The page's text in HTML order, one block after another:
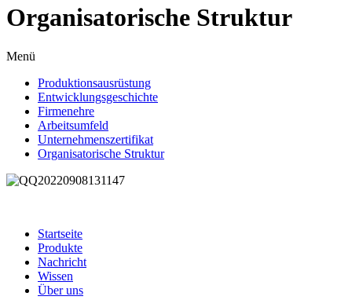
Organisatorische Struktur
Menü
Produktionsausrüstung
Entwicklungsgeschichte
Firmenehre
Arbeitsumfeld
Unternehmenszertifikat
Organisatorische Struktur
Startseite
Produkte
Nachricht
Wissen
Über uns